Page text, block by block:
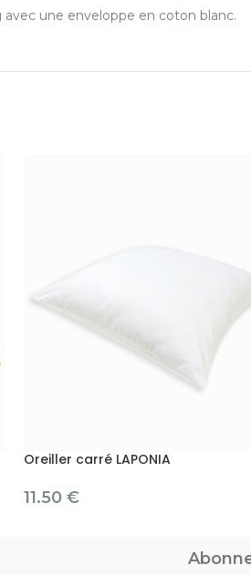
une enveloppe en coton blanc.
Oreiller carré LAPONIA
11.50 €